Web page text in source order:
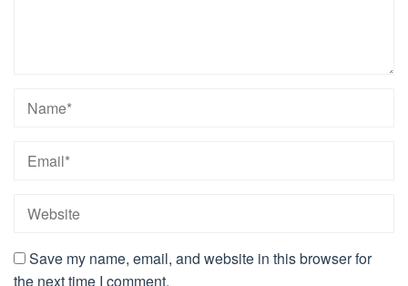
Save my name, email, and website in this browser for
the next time I comment.